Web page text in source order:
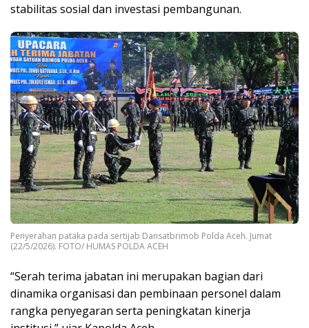
stabilitas sosial dan investasi pembangunan.
Penyerahan pataka pada sertijab Dansatbrimob Polda Aceh. Jumat
(22/5/2026). FOTO/ HUMAS POLDA ACEH
“Serah terima jabatan ini merupakan bagian dari
dinamika organisasi dan pembinaan personel dalam
rangka penyegaran serta peningkatan kinerja